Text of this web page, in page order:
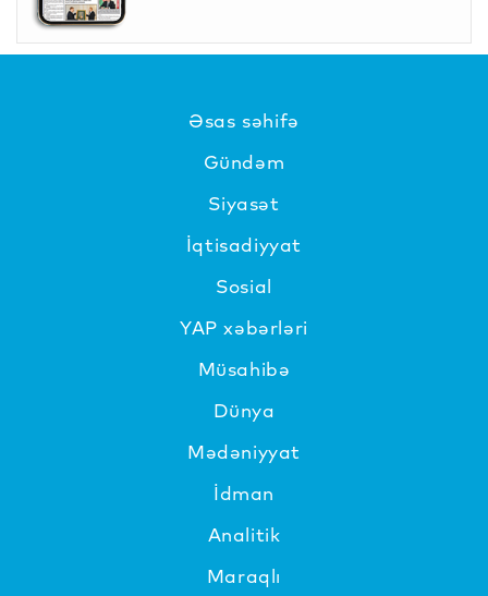
Əsas səhifə
Gündəm
Siyasət
İqtisadiyyat
Sosial
YAP xəbərləri
Müsahibə
Dünya
Mədəniyyat
İdman
Analitik
Maraqlı